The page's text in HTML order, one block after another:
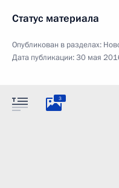
Статус материала
Опубликован в разделах:
Дата публикации:30 мая
3